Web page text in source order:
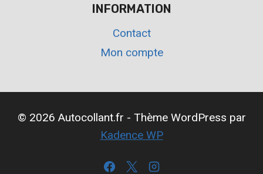
INFORMATION
Contact
Mon compte
© 2026 Autocollant.fr - Thème WordPress par
Kadence WP